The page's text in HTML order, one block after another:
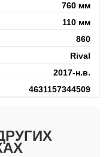
760 мм
110 мм
860
Rival
2017-н.в.
4631157344509